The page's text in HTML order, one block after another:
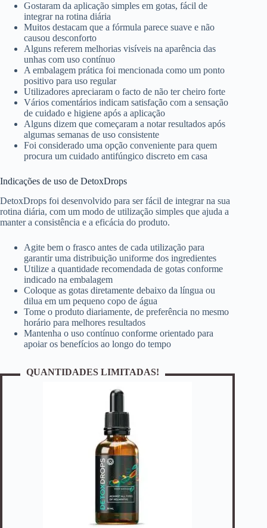
Gostaram da aplicação simples em gotas, fácil de
integrar na rotina diária
Muitos destacam que a fórmula parece suave e não
causou desconforto
Alguns referem melhorias visíveis na aparência das
unhas com uso contínuo
A embalagem prática foi mencionada como um ponto
positivo para uso regular
Utilizadores apreciaram o facto de não ter cheiro forte
Vários comentários indicam satisfação com a sensação
de cuidado e higiene após a aplicação
Alguns dizem que começaram a notar resultados após
algumas semanas de uso consistente
Foi considerado uma opção conveniente para quem
procura um cuidado antifúngico discreto em casa
Indicações de uso de DetoxDrops
DetoxDrops foi desenvolvido para ser fácil de integrar na sua
rotina diária, com um modo de utilização simples que ajuda a
manter a consistência e a eficácia do produto.
Agite bem o frasco antes de cada utilização para
garantir uma distribuição uniforme dos ingredientes
Utilize a quantidade recomendada de gotas conforme
indicado na embalagem
Coloque as gotas diretamente debaixo da língua ou
dilua em um pequeno copo de água
Tome o produto diariamente, de preferência no mesmo
horário para melhores resultados
Mantenha o uso contínuo conforme orientado para
apoiar os benefícios ao longo do tempo
QUANTIDADES LIMITADAS!